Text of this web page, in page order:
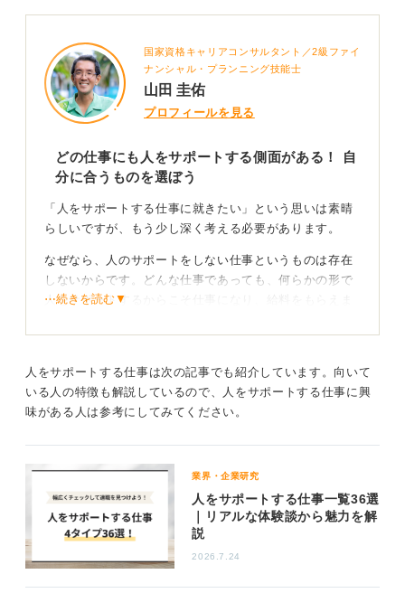
0
国家資格キャリアコンサルタント／2級ファイ
ナンシャル・プランニング技能士
山田 圭佑
プロフィールを見る
どの仕事にも人をサポートする側面がある！ 自
分に合うものを選ぼう
「人をサポートする仕事に就きたい」という思いは素晴
らしいですが、もう少し深く考える必要があります。
なぜなら、人のサポートをしない仕事というものは存在
しないからです。どんな仕事であっても、何らかの形で
人をサポートするからこそ仕事になり、給料をもらえま
でしょうか。
漠然と「人をサポートする仕事がしたい」という人は、
介護職や学校の先生のように、人と人との直接的なつな
がりのなかでの仕事を想像していることが多いように思
しかし、物を通じてのサポートもありますよね。たとえ
ばメーカーも、何かしらの人をサポートするものを作り
出しているわけです。自動車などもそうですね。
自分がどこで充実感を感じるのかを改めて考えてみてく
ださい。
⋯続きを読む▼
人をサポートする仕事は次の記事でも紹介しています。向いて
いる人の特徴も解説しているので、人をサポートする仕事に興
味がある人は参考にしてみてください。
業界・企業研究
人をサポートする仕事一覧36選
｜リアルな体験談から魅力を解
説
2026.7.24